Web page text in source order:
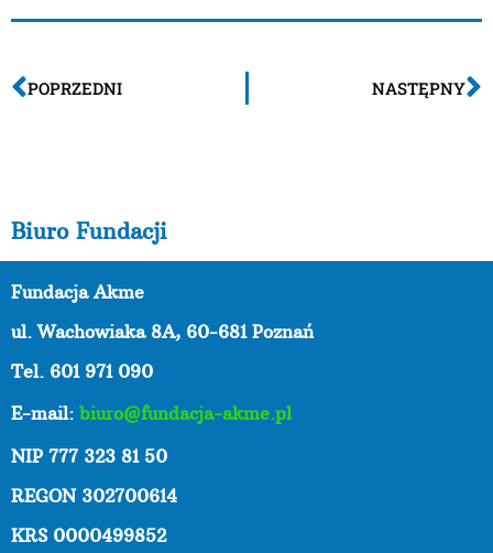
POPRZEDNI NASTĘPNY
Biuro Fundacji
Fundacja Akme
ul. Wachowiaka 8A, 60-681 Poznań
Tel. 601 971 090
E-mail: biuro@fundacja-akme.pl
NIP 777 323 81 50
REGON 302700614
KRS 0000499852